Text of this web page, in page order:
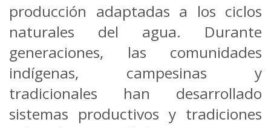
producción adaptadas a los ciclos
naturales del agua. Durante
generaciones, las comunidades
indígenas, campesinas y
tradicionales han desarrollado
sistemas productivos y tradiciones